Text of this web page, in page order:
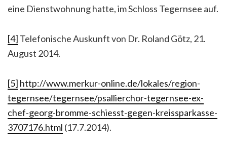
eine Dienstwohnung hatte, im Schloss Tegernsee auf.
[4] Telefonische Auskunft von Dr. Roland Götz, 21.
August 2014.
[5] http://www.merkur-online.de/lokales/region-
tegernsee/tegernsee/psallierchor-tegernsee-ex-
chef-georg-bromme-schiesst-gegen-kreissparkasse-
3707176.html (17.7.2014).